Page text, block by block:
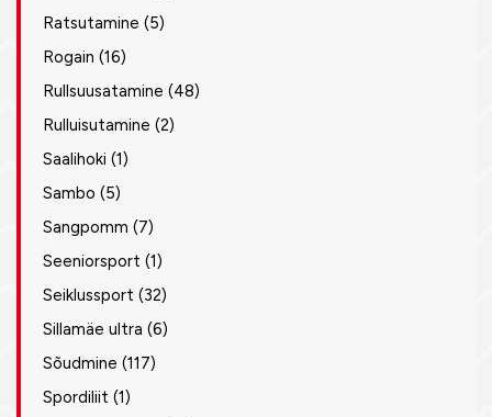
Ratsutamine (5)
Rogain (16)
Rullsuusatamine (48)
Rulluisutamine (2)
Saalihoki (1)
Sambo (5)
Sangpomm (7)
Seeniorsport (1)
Seiklussport (32)
Sillamäe ultra (6)
Sõudmine (117)
Spordiliit (1)